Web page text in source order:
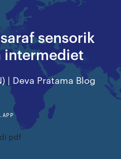
sensorik
intermediet
| Deva Pratama Blog
pdf